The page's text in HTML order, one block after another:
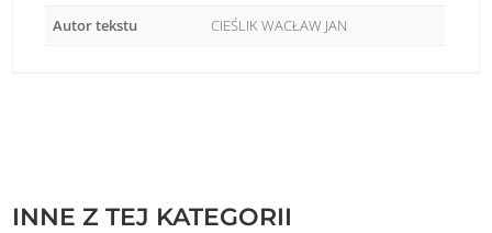
Autor tekstu
CIEŚLIK WACŁAW JAN
INNE Z TEJ KATEGORII